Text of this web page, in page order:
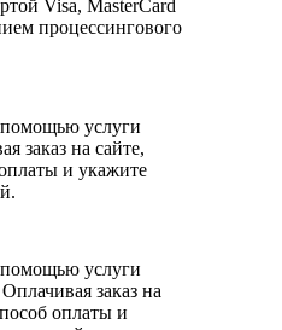
Visa, MasterCard
процессингового
услуги
заказ на сайте,
и укажите
услуги
заказ на
оплаты и